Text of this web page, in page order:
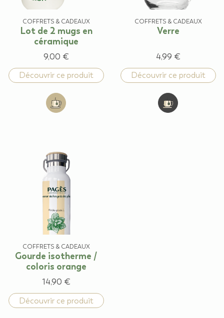
COFFRETS & CADEAUX
Lot de 2 mugs en
céramique
9,00 €
Découvrir ce produit
Add to cart: Lot de 2 mugs en céramique
COFFRETS & CADEAUX
Verre
4,99 €
Découvrir ce produit
Product
COFFRETS & CADEAUX
Gourde isotherme /
coloris orange
14,90 €
Découvrir ce produit